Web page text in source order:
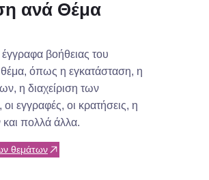
ανά Θέμα
βοήθειας του
όπως η εγκατάσταση, η
η διαχείριση των
εγγραφές, οι κρατήσεις, η
πολλά άλλα.
θεμάτων